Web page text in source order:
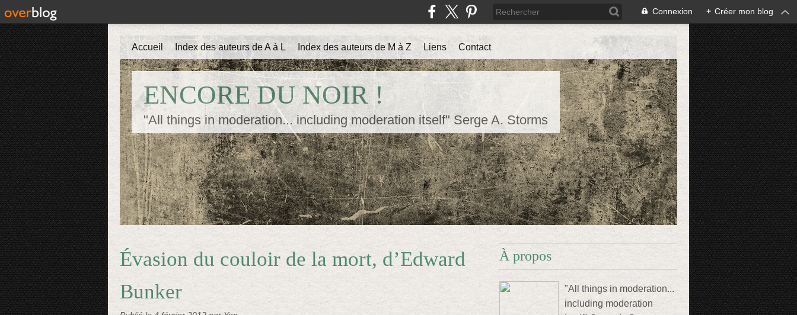
Connexion + Créer mon blog
ENCORE DU NOIR !
"All things in moderation... including moderation itself" Serge A. Storms
Accueil Index des auteurs de A à L Index des auteurs de M à Z Liens Contact
Évasion du couloir de la mort, d’Edward
Bunker
À propos
"All things in moderation...
including moderation